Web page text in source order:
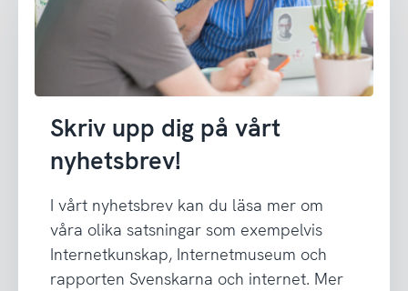
Skriv upp dig på vårt
nyhetsbrev!
I vårt nyhetsbrev kan du läsa mer om
våra olika satsningar som exempelvis
Internetkunskap, Internetmuseum och
rapporten Svenskarna och internet. Mer